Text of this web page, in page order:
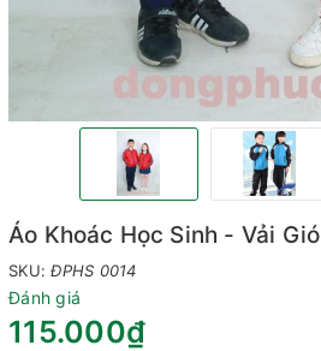
Áo Khoác Học Sinh - Vải Gió
SKU:ĐPHS 0014
Đánh giá
115.000₫